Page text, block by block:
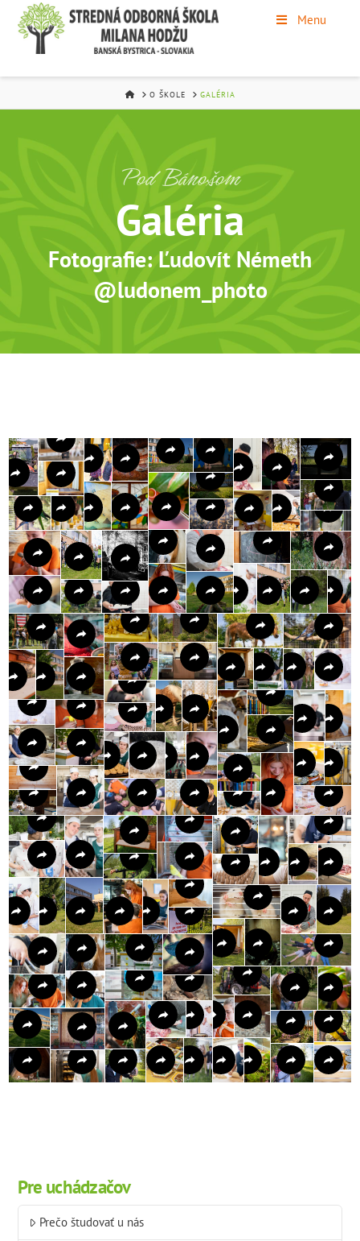
Menu
HOMEO ŠKOLE GALÉRIA
Pod Bánošom
Galéria
Fotografie: Ľudovít Németh
@ludonem_photo
Pre uchádzačov
Prečo študovať u nás